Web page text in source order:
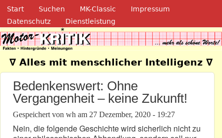
Direkt zum Inhalt
Navigation
Start Suchen MK-Classic
Impressum
Datenschutz
Dienstleistung
Motor-Kritik.de
∇ Alles mit menschlicher Intelligenz ∇
Bedenkenswert: Ohne
Vergangenheit – keine Zukunft!
Gespeichert von wh am 27 Dezember, 2020 - 19:27
Nein, die folgende Geschichte wird sicherlich nicht zu